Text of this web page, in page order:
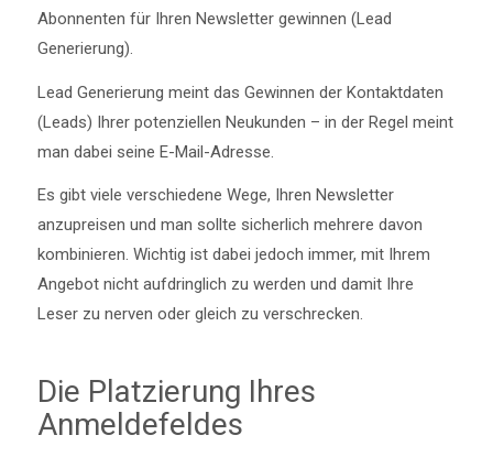
Abonnenten für Ihren Newsletter gewinnen (Lead
Generierung).
Lead Generierung meint das Gewinnen der Kontaktdaten
(Leads) Ihrer potenziellen Neukunden – in der Regel meint
man dabei seine E-Mail-Adresse.
Es gibt viele verschiedene Wege, Ihren Newsletter
anzupreisen und man sollte sicherlich mehrere davon
kombinieren. Wichtig ist dabei jedoch immer, mit Ihrem
Angebot nicht aufdringlich zu werden und damit Ihre
Leser zu nerven oder gleich zu verschrecken.
Die Platzierung Ihres
Anmeldefeldes